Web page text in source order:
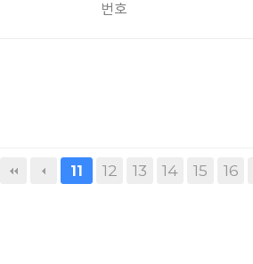
번호
11 12 13 14 15 16